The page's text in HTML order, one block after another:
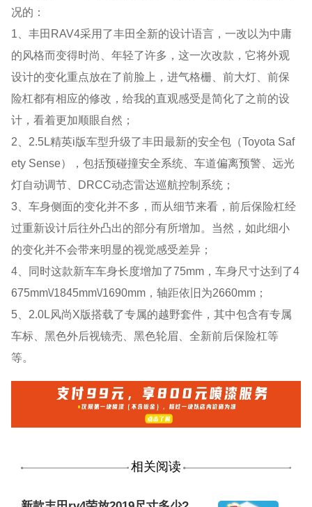
况的：
1、丰田RAV4采用了丰田全新的设计语言，一改以为中庸
的风格而变得时尚、年轻了许多，这一次改款，它将外观
设计的变化重点放在了前脸上，进气格栅、前大灯、前保
险杠都有相应的修改，给我的直观感受是简化了之前的设
计，看着更加顺眼自然；
2、2.5L精英i版车型升级了丰田最新的安全包（Toyota Saf
ety Sense），包括预碰撞安全系统、车道偏离预警、远光
灯自动调节、DRCC动态雷达巡航控制系统；
3、车身侧面的变化并不多，而从细节来看，前后保险杠经
过重新设计后往外凸出的部分有所增加。当然，如此细小
的变化并不会带来明显的视觉感受差异；
4、同时这款新车车身长度增加了75mm，车身尺寸达到了4
675mm\/1845mm\/1690mm，轴距依旧为2660mm；
5、2.0L风尚X版搭载了专属的越野套件，其中包含有专属
车标、黑色外后视镜壳、黑色轮眉、全新前后保险杠等
等。
相关阅读